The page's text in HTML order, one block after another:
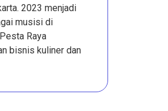
2023 menjadi
musisi di
Raya
bisnis kuliner dan